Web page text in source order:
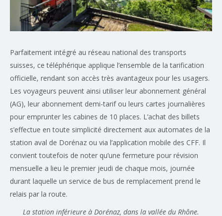
Parfaitement intégré au réseau national des transports
suisses, ce téléphérique applique l’ensemble de la tarification
officielle, rendant son accès très avantageux pour les usagers.
Les voyageurs peuvent ainsi utiliser leur abonnement général
(AG), leur abonnement demi-tarif ou leurs cartes journalières
pour emprunter les cabines de 10 places. L’achat des billets
s’effectue en toute simplicité directement aux automates de la
station aval de Dorénaz ou via l’application mobile des CFF. Il
convient toutefois de noter qu’une fermeture pour révision
mensuelle a lieu le premier jeudi de chaque mois, journée
durant laquelle un service de bus de remplacement prend le
relais par la route.
La station inférieure à Dorénaz, dans la vallée du Rhône.